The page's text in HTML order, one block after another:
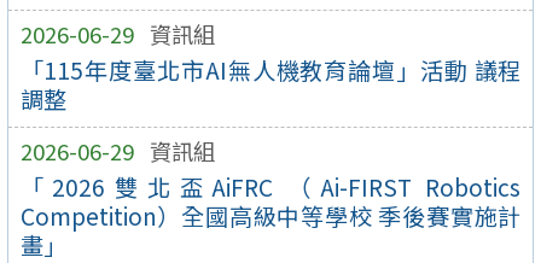
2026-06-29 資訊組
「115年度臺北市AI無人機教育論壇」活動 議程
調整
2026-06-29 資訊組
「2026雙北盃AiFRC （Ai-FIRST Robotics
Competition）全國高級中等學校 季後賽實施計
畫」